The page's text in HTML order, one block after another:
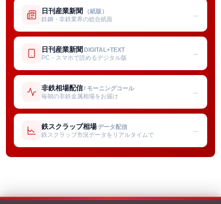
日刊産業新聞 （紙版）
鉄鋼・非鉄業界の総合紙面
→
日刊産業新聞 DIGITAL+TEXT
PC・スマホで読めるデジタル版
→
非鉄相場配信/ モーニングコール
毎朝の非鉄金属相場をお届け
→
鉄スクラップ相場 データ配信
鉄スクラップ市況データをリアルタイムで
→